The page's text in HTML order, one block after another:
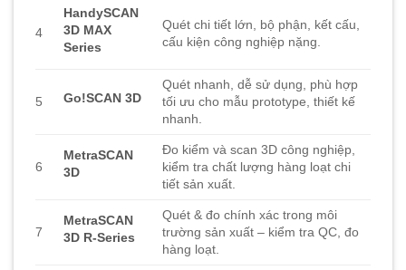
4
HandySCAN
3D MAX
Series
Quét chi tiết lớn, bộ phận, kết cấu,
cấu kiện công nghiệp nặng.
5 Go!SCAN 3D
Quét nhanh, dễ sử dụng, phù hợp
tối ưu cho mẫu prototype, thiết kế
nhanh.
6
MetraSCAN
3D
Đo kiểm và scan 3D công nghiệp,
kiểm tra chất lượng hàng loạt chi
tiết sản xuất.
7
MetraSCAN
3D R-Series
Quét & đo chính xác trong môi
trường sản xuất – kiểm tra QC, đo
hàng loạt.